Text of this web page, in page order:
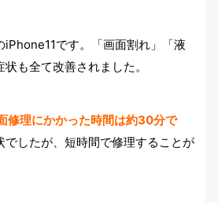
iPhone11です。「画面割れ」「液
も全て改善されました。
修理にかかった時間は約30分で
でしたが、短時間で修理することが